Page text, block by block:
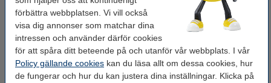
förbättra webbplatsen. Vi vill också
visa dig annonser som matchar dina
intressen och använder därför cookies
för att spåra ditt beteende på och utanför vår webbplats. I vår
Policy gällande cookies kan du läsa allt om dessa cookies, hur
de fungerar och hur du kan justera dina inställningar. Klicka på
4
Se specifikationerna och beskrivningen
i lager
Beställ nu så skickar vi på måndag!
1 595 kr Beställ